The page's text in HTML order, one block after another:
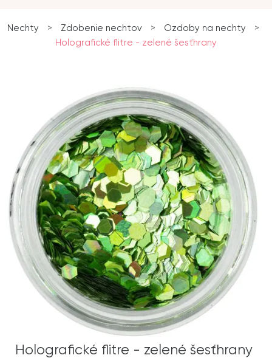
Nechty > Zdobenie nechtov > Ozdoby na nechty
>
Holografické flitre - zelené šesťhrany
Holografické flitre - zelené šesťhrany